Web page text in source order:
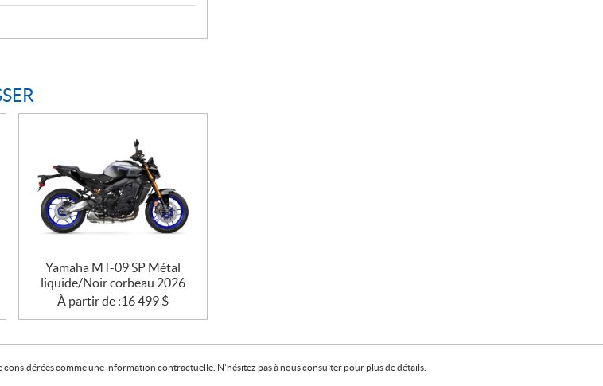
Yamaha MT-09 SP Métal
liquide/Noir corbeau 2026
À partir de :16 499 $
considérées comme une information contractuelle. N'hésitez pas à nous consulter pour plus de détails.